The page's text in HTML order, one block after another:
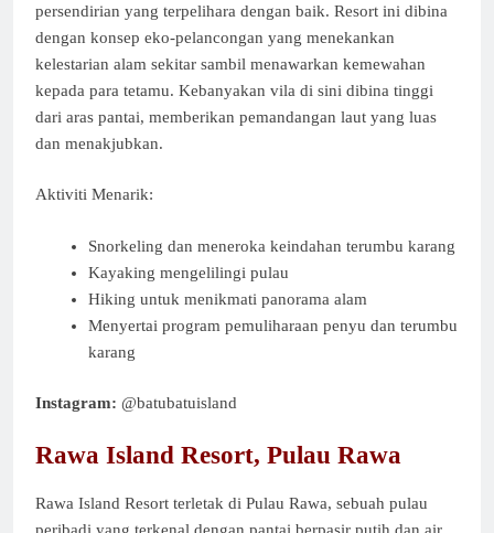
persendirian yang terpelihara dengan baik. Resort ini dibina
dengan konsep eko-pelancongan yang menekankan
kelestarian alam sekitar sambil menawarkan kemewahan
kepada para tetamu. Kebanyakan vila di sini dibina tinggi
dari aras pantai, memberikan pemandangan laut yang luas
dan menakjubkan.
Aktiviti Menarik:
Snorkeling dan meneroka keindahan terumbu karang
Kayaking mengelilingi pulau
Hiking untuk menikmati panorama alam
Menyertai program pemuliharaan penyu dan terumbu
karang
Instagram: @batubatuisland
Rawa Island Resort, Pulau Rawa
Rawa Island Resort terletak di Pulau Rawa, sebuah pulau